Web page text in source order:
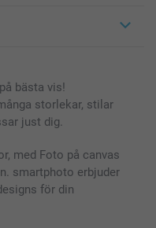
bästa vis!
storlekar, stilar
just dig.
med Foto på canvas
smartphoto erbjuder
för din